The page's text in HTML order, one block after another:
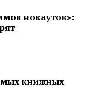
нокаутов»:
книжных